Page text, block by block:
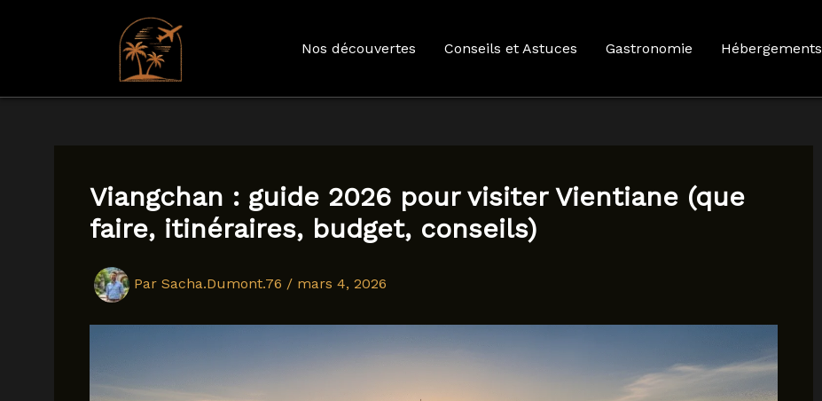
Aller
Nos découvertes Conseils et Astuces Gastronomie Hébergements
Viangchan : guide 2026 pour visiter Vientiane (que
faire, itinéraires, budget, conseils)
Par Sacha.Dumont.76 / mars 4, 2026